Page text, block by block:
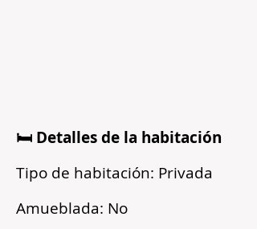
🛏️ Detalles de la habitación
Tipo de habitación: Privada
Amueblada: No